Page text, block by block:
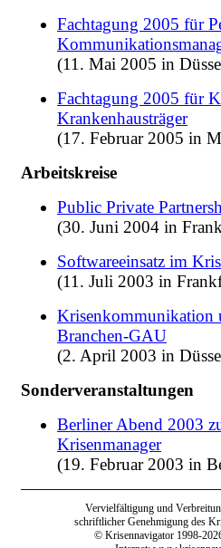
Fachtagung 2005 für
(11. Mai 2005 in
Fachtagung 2005 für
Krankenhausträger
(17. Februar 2005 in
Arbeitskreise
Public Private
(30. Juni 2004 in
Softwareeinsatz im
(11. Juli 2003 in
Krisenkommunikation
Branchen-GAU
(2. April 2003 in
Sonderveranstaltungen
Berliner Abend 2003
Krisenmanager
(19. Februar 2003 in
Vervielfältigung und
schriftlicher Genehmigung des
© Krisennavigator 1998-